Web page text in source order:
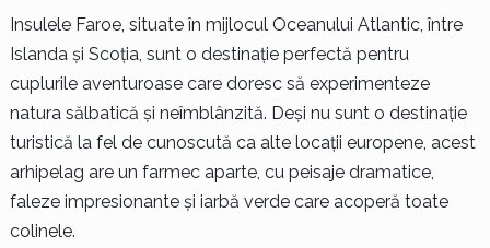
Insulele Faroe, situate în mijlocul Oceanului Atlantic, între
Islanda și Scoția, sunt o destinație perfectă pentru
cuplurile aventuroase care doresc să experimenteze
natura sălbatică și neîmblânzită. Deși nu sunt o destinație
turistică la fel de cunoscută ca alte locații europene, acest
arhipelag are un farmec aparte, cu peisaje dramatice,
faleze impresionante și iarbă verde care acoperă toate
colinele.